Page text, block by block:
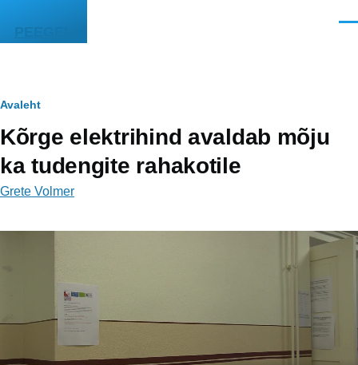
PEEGEL
Leivapuru
Avaleht
Kõrge elektrihind avaldab mõju
ka tudengite rahakotile
Grete Volmer